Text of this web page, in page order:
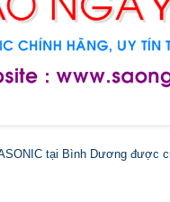
tại Bình Dương được